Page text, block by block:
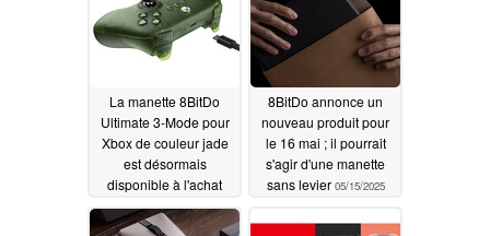
La manette 8BitDo
Ultimate 3-Mode pour
Xbox de couleur jade
est désormais
disponible à l'achat
avec une remise de
lancement05/16/2025
8BitDo annonce un
nouveau produit pour
le 16 mai ; il pourrait
s'agir d'une manette
sans levier 05/15/2025